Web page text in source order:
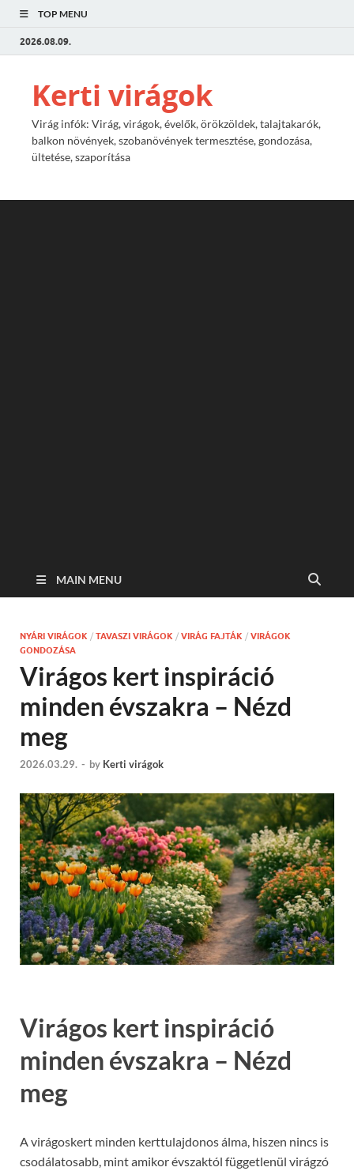
TOP MENU
2026.08.09.
Kerti virágok
Virág infók: Virág, virágok, évelők, örökzöldek, talajtakarók,
balkon növények, szobanövények termesztése, gondozása,
ültetése, szaporítása
MAIN MENU
NYÁRI VIRÁGOK / TAVASZI VIRÁGOK / VIRÁG FAJTÁK / VIRÁGOK
GONDOZÁSA
Virágos kert inspiráció
minden évszakra – Nézd
meg
2026.03.29. - by Kerti virágok
Virágos kert inspiráció
minden évszakra – Nézd
meg
A virágoskert minden kerttulajdonos álma, hiszen nincs is
csodálatosabb, mint amikor évszaktól függetlenül virágzó